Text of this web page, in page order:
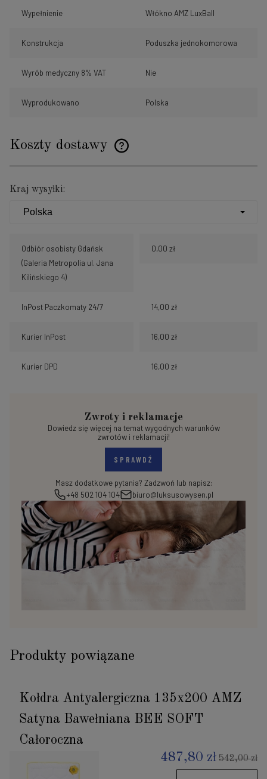
Wypełnienie Włókno AMZ LuxBall
Konstrukcja Poduszka jednokomorowa
Wyrób medyczny 8% VAT Nie
Wyprodukowano Polska
Koszty dostawy
Cena nie zawiera ewentualnych kosztów płatności
Kraj wysyłki:
Odbiór osobisty Gdańsk
(Galeria Metropolia ul. Jana
Kilińskiego 4)
0,00 zł
InPost Paczkomaty 24/7 14,00 zł
Kurier InPost 16,00 zł
Kurier DPD 16,00 zł
Zwroty i reklamacje
Dowiedz się więcej na temat wygodnych warunków
zwrotów i reklamacji!
SPRAWDŹ
Masz dodatkowe pytania? Zadzwoń lub napisz:
+48 502 104 104
biuro@luksusowysen.pl
Produkty powiązane
Kołdra Antyalergiczna 135x200 AMZ
Satyna Bawełniana BEE SOFT
Całoroczna
487,80 zł 542,00 zł